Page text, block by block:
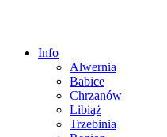
Info
Alwernia
Babice
Chrzanów
Libiąż
Trzebinia